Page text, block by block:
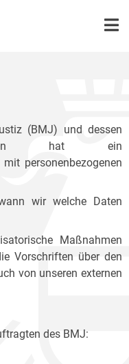
(BMJ) und dessen
hat ein
personenbezogenen
wir welche Daten
Maßnahmen
Vorschriften über den
von unseren externen
des BMJ: